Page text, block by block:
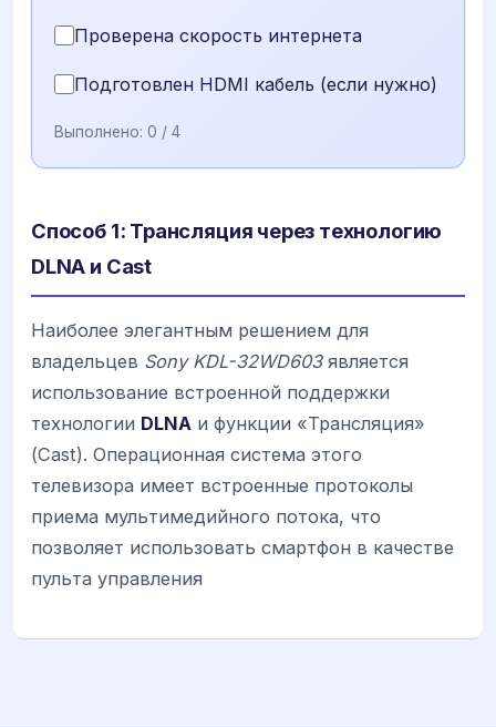
Проверена скорость интернета
Подготовлен HDMI кабель (если нужно)
Выполнено: 0 / 4
Способ 1: Трансляция через технологию
DLNA и Cast
Наиболее элегантным решением для
владельцев Sony KDL-32WD603является
использование встроенной поддержки
технологии DLNA и функции «Трансляция»
(Cast). Операционная система этого
телевизора имеет встроенные протоколы
приема мультимедийного потока, что
позволяет использовать смартфон в качестве
пульта управления